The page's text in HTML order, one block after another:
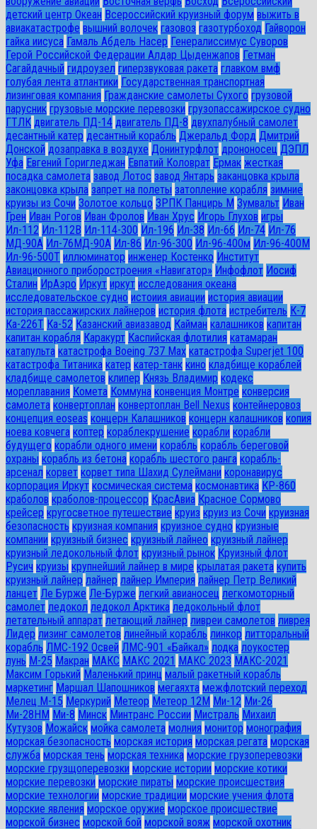
детский центр Океан Всероссийский круизный форум выжить в
авиакатастрофе вышний волочек газовоз газотурбоход Гайворон
гайка иисуса Гамаль Абдель Насер Генералиссимус Суворов
Герой Российской Федерации Алдар Цыденжапов Гетман
Сагайдачный гидроузел гиперзвуковая ракета главком вмф
голубая лента атлантики Государственная транспортная
лизинговая компания Гражданские самолеты Сухого грузовой
парусник грузовые морские перевозки грузопассажирское судно
ГТЛК двигатель ПД-14 двигатель ПД-8 двухпалубный самолет
десантный катер десантный корабль Джеральд Форд Дмитрий
Донской дозаправка в воздухе Донинтурфлот дрононосец ДЭПЛ
Уфа Евгений Горигледжан Евпатий Коловрат Ермак жесткая
посадка самолета завод Лотос завод Янтарь заканцовка крыла
законцовка крыла запрет на полеты затопление корабля зимние
круизы из Сочи Золотое кольцо ЗРПК Панцирь М Зумвальт Иван
Грен Иван Рогов Иван Фролов Иван Хрус Игорь Глухов игры
Ил-112 Ил-112В Ил-114-300 Ил-196 Ил-38 Ил-66 Ил-74 Ил-76
МД-90А Ил-76МД-90А Ил-86 Ил-96-300 Ил-96-400м Ил-96-400М
Ил-96-500Т иллюминатор инженер Костенко Институт
Авиационного приборостроения «Навигатор» Инфофлот Иосиф
Сталин ИрАэро Иркут иркут исследования океана
исследовательское судно истоиия авиации история авиации
история пассажирских лайнеров история флота истребитель К-7
Ка-226Т Ка-52 Казанский авиазавод Кайман калашников капитан
капитан корабля Каракурт Каспийская флотилия катамаран
катапульта катастрофа Boeing 737 Max катастрофа Superjet 100
катастрофа Титаника катер катер-танк кино кладбище кораблей
кладбище самолетов клипер Князь Владимир кодекс
мореплавания Комета Коммуна конвенция Монтре конверсия
самолета конвертоплан конвертоплан Bell Nexus контейнеровоз
концепция eoseas концерн Калашников концерн калашников копия
ноева ковчега коптер кораблекрушение корабли корабли
будущего корабли одного имени корабль корабль береговой
охраны корабль из бетона корабль шестого ранга корабль-
арсенал корвет корвет типа Шахид Сулеймани коронавирус
корпорация Иркут космическая система космонавтика КР-860
краболов краболов-процессор КрасАвиа Красное Сормово
крейсер кругосветное путешествие круиз круиз из Сочи круизная
безопасность круизная компания круизное судно круизные
компании круизный бизнес круизный лайнео круизный лайнер
круизный ледокольный флот круизный рынок Круизный флот
Русич круизы крупнейший лайнер в мире крылатая ракета купить
круизный лайнер лайнер лайнер Империя лайнер Петр Великий
ланцет Ле Бурже Ле-Бурже легкий авианосец легкомоторный
самолет ледокол ледокол Арктика ледокольный флот
летательный аппарат летающий лайнер ливреи самолетов ливрея
Лидер лизинг самолетов линейный корабль линкор литторальный
корабль ЛМС-192 Освей ЛМС-901 «Байкал» лодка лоукостер
лунь М-25 Макран МАКС МАКС 2021 МАКС 2023 МАКС-2021
Максим Горький Маленький принц малый ракетный корабль
маркетинг Маршал Шапошников мегаяхта межфлотский переход
Мелец М-15 Меркурий Метеор Метеор 12М Ми-12 Ми-26
Ми-28HM Ми-8 Минск Минтранс России Мистраль Михаил
Кутузов Можайск мойка самолета молния монитор монография
морская безопасность морская история морская регата морская
служба морская тень морская техника морские грузоперевозки
морские грузщоперевозки морские истории морские котики
морские перевозки морские пираты морские происшествия
морские технологии морские традиции морские учения флота
морские явления морское оружие морское происшествие
морской бизнес морской бой морской вояж морской охотник